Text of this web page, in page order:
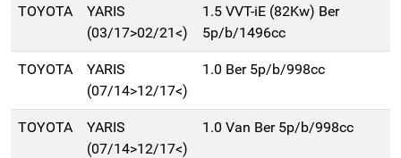
TOYOTA
YARIS
(03/17>02/21<)
1.5 VVT-iE (82Kw) Ber
5p/b/1496cc
TOYOTA
YARIS
(07/14>12/17<)
1.0 Ber 5p/b/998cc
TOYOTA
YARIS
(07/14>12/17<)
1.0 Van Ber 5p/b/998cc